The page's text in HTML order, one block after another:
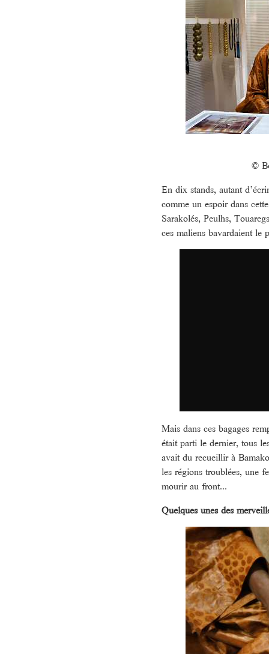
©
En dix stands, autant
comme un espoir dans
Sarakolés, Peulhs,
ces maliens bavardaient le
Mais dans ces bagages
était parti le dernier, tous
avait du recueillir à
les régions troublées, une
mourir au front...
Quelques unes des